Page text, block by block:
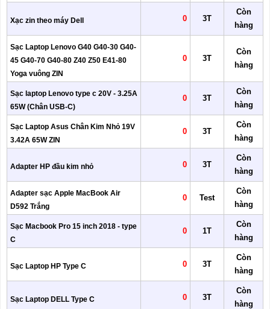
Xạc zin theo máy Dell 0 3T
Còn
hàng
Sạc Laptop Lenovo G40 G40-30 G40-
45 G40-70 G40-80 Z40 Z50 E41-80
Yoga vuông ZIN
0 3T
Còn
hàng
Sạc laptop Lenovo type c 20V - 3.25A
65W (Chân USB-C)
0 3T
Còn
hàng
Sạc Laptop Asus Chân Kim Nhỏ 19V
3.42A 65W ZIN
0 3T
Còn
hàng
Adapter HP đầu kim nhỏ 0 3T
Còn
hàng
Adapter sạc Apple MacBook Air
D592 Trắng
0 Test
Còn
hàng
Sạc Macbook Pro 15 inch 2018 - type
C
0 1T
Còn
hàng
Sạc Laptop HP Type C 0 3T
Còn
hàng
Sạc Laptop DELL Type C 0 3T
Còn
hàng